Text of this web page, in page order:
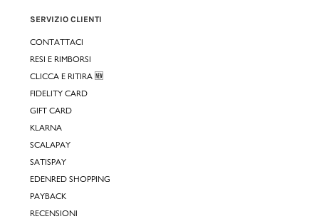
SERVIZIO CLIENTI
CONTATTACI
RESI E RIMBORSI
CLICCA E RITIRA 🆕
FIDELITY CARD
GIFT CARD
KLARNA
SCALAPAY
SATISPAY
EDENRED SHOPPING
PAYBACK
RECENSIONI